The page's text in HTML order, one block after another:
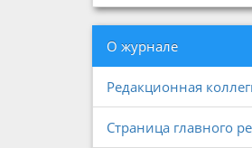
О журнале
Редакционная
Страница главного